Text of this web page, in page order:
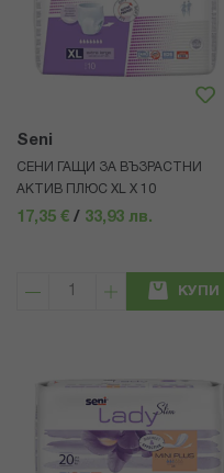
Seni
СЕНИ ГАЩИ ЗА ВЪЗРАСТНИ
АКТИВ ПЛЮС XL Х 10
17,35 € / 33,93 лв.
КУПИ